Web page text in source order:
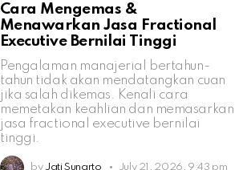
Cara Mengemas &
Menawarkan Jasa Fractional
Executive Bernilai Tinggi
Pengalaman manajerial bertahun-
tahun tidak akan mendatangkan cuan
jika salah dikemas. Kenali cara
memetakan keahlian dan memasarkan
jasa fractional executive bernilai
tinggi.
by Jati Sunarto July 21, 2026, 9:43 pm